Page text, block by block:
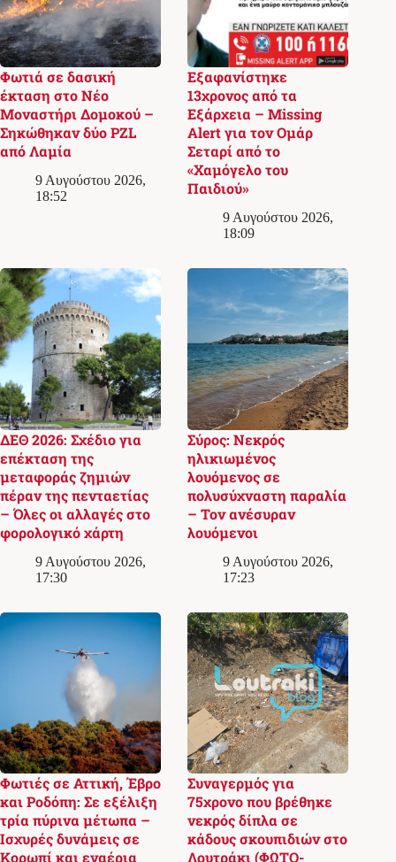
Φωτιά σε δασική
έκταση στο Νέο
Μοναστήρι Δομοκού –
Σηκώθηκαν δύο PZL
από Λαμία
9 Αυγούστου 2026,
18:52
Εξαφανίστηκε
13χρονος από τα
Εξάρχεια – Missing
Alert για τον Ομάρ
Σεταρί από το
«Χαμόγελο του
Παιδιού»
9 Αυγούστου 2026,
18:09
ΔΕΘ 2026: Σχέδιο για
επέκταση της
μεταφοράς ζημιών
πέραν της πενταετίας
– Όλες οι αλλαγές στο
φορολογικό χάρτη
9 Αυγούστου 2026,
17:30
Σύρος: Νεκρός
ηλικιωμένος
λουόμενος σε
πολυσύχναστη παραλία
– Τον ανέσυραν
λουόμενοι
9 Αυγούστου 2026,
17:23
Φωτιές σε Αττική, Έβρο
και Ροδόπη: Σε εξέλιξη
τρία πύρινα μέτωπα –
Ισχυρές δυνάμεις σε
Κορωπί και εναέρια
Συναγερμός για
75χρονο που βρέθηκε
νεκρός δίπλα σε
κάδους σκουπιδιών στο
Λουτράκι (ΦΩΤΟ-